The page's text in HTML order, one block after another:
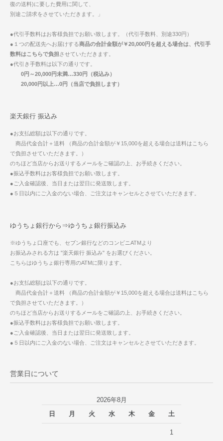
復の送料)に要した費用に関して、
別途ご請求をさせていただきます。」
●代引手数料はお客様負担でお願い致します。（代引手数料、別途330円）
●１つの配送先へお届けする商品の合計金額が￥20,000円を超える場合は、代引手
数料はこちらで負担させていただきます。
●代引き手数料は以下の通りです。
0円～20,000円未満…330円（税込み）
20,000円以上…0円（当店で負担します）
楽天銀行 振込み
●お支払総額は以下の通りです。
商品代金合計＋送料 （商品の合計金額が￥15,000を超える場合は送料はこちら
で負担させていただきます。）
のちほど当店からお送りするメールをご確認の上、お手続きください。
●振込手数料はお客様負担でお願い致します。
●ご入金確認後、当日または翌日に発送致します。
●５日以内にご入金のない場合、ご注文はキャンセルとさせていただきます。
ゆうちょ銀行から⇒ゆうちょ銀行振込み
※ゆうちょ口座でも、セブン銀行などのコンビニATMより
お振込みされる方は "楽天銀行 振込み" をお選びください。
こちらはゆうちょ銀行専用のATMに限ります。
●お支払総額は以下の通りです。
商品代金合計＋送料 （商品の合計金額が￥15,000を超える場合は送料はこちら
で負担させていただきます。）
のちほど当店からお送りするメールをご確認の上、お手続きください。
●振込手数料はお客様負担でお願い致します。
●ご入金確認後、当日または翌日に発送致します。
●５日以内にご入金のない場合、ご注文はキャンセルとさせていただきます。
営業日について
2026年8月
日
月 火 水 木 金 土
1